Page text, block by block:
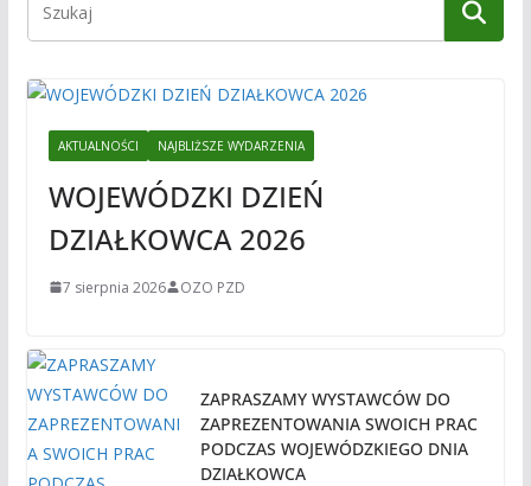
AKTUALNOŚCI NAJBLIŻSZE WYDARZENIA
WOJEWÓDZKI DZIEŃ
DZIAŁKOWCA 2026
7 sierpnia 2026 OZO PZD
ZAPRASZAMY WYSTAWCÓW DO
ZAPREZENTOWANIA SWOICH PRAC
PODCZAS WOJEWÓDZKIEGO DNIA
DZIAŁKOWCA